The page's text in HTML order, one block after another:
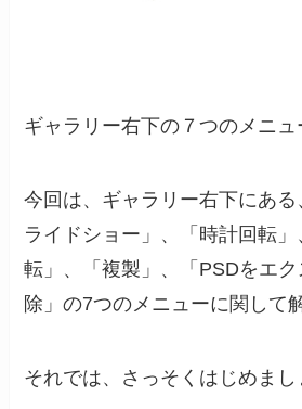
ギャラリー右下の７つのメニュ
今回は、ギャラリー右下にある
ライドショー」、「時計回転」
転」、「複製」、「PSDをエ
除」の7つのメニューに関して
それでは、さっそくはじめまし